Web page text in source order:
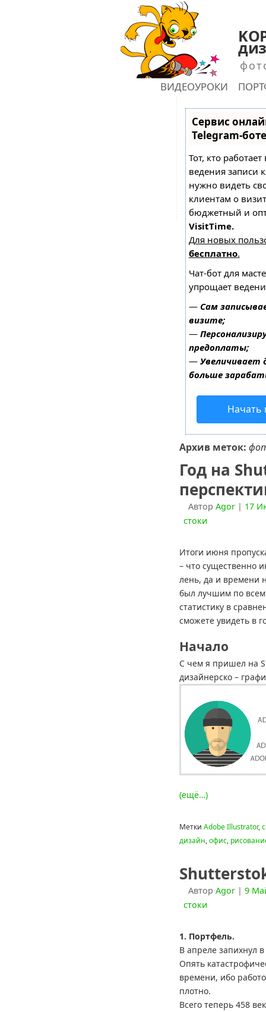
ВИДЕОУРОКИ
Сервис
Telegram-боте
Тот, кто
ведения записи
нужно видеть
клиентам о
бюджетный и
VisitTime.
Для новых
бесплатно.
Чат-бот для
упрощает
— Сам
визите;
—
предоплаты;
— Увеличивает
больше
Начать
Архив меток:
Год на
Автор Agor | 17
стоки
Итоги июня
– что существенно
лень, да и времени
был лучшим по всем
статистику в
сможете увидеть в
Начало
С чем я пришел на
дизайнерско –
(ещё…)
Метки Adobe Illustrator,
дизайн,офис,
Автор Agor | 9
стоки
1. Портфель.
В апреле запихнул
Опять
времени, ибо
плотно.
Всего теперь 458